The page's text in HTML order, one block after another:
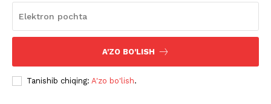
A'ZO BO'LISH
Tanishib chiqing: A'zo bo'lish.